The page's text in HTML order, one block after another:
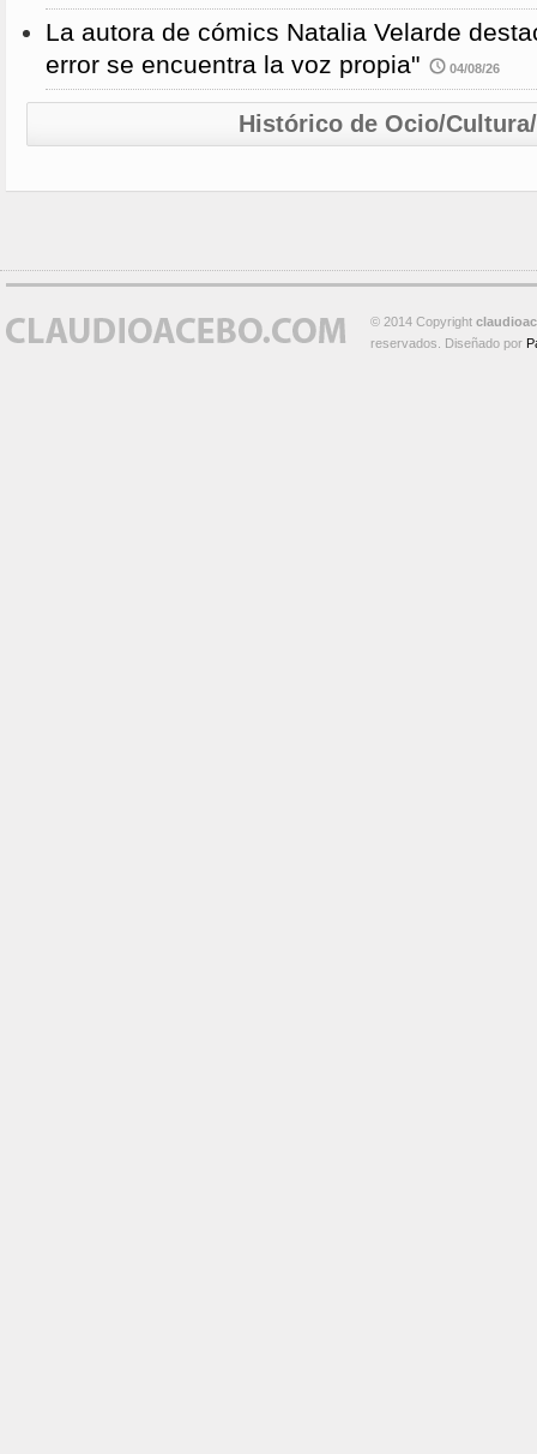
La autora de cómics Natalia Velarde
error se encuentra la voz propia"
04/08/26
Histórico de Ocio/
© 2014 Copyright
reservados. Diseñado por